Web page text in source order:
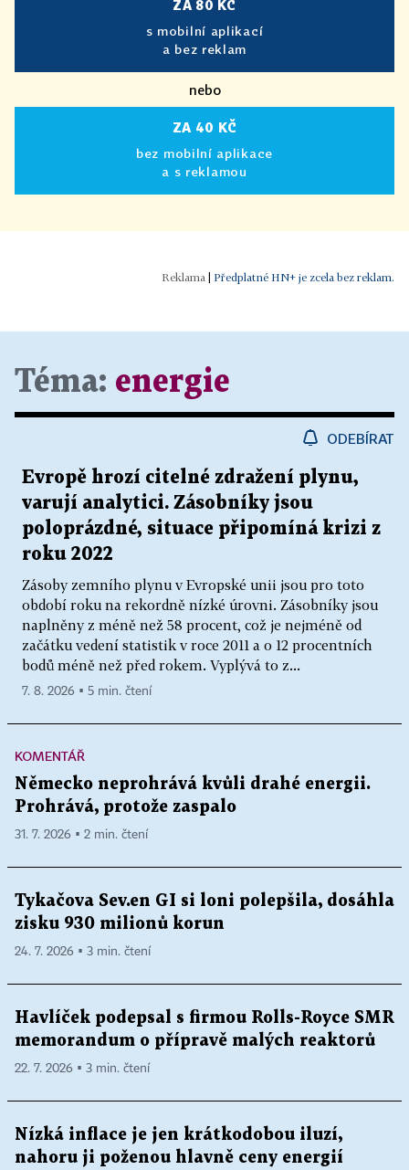
ZA 80 KČ
s mobilní aplikací
a bez reklam
nebo
ZA 40 KČ
bez mobilní aplikace
a s reklamou
| Předplatné HN+ je zcela bez reklam.
Téma: energie
ODEBÍRAT
Evropě hrozí citelné zdražení plynu,
varují analytici. Zásobníky jsou
poloprázdné, situace připomíná krizi z
roku 2022
Zásoby zemního plynu v Evropské unii jsou pro toto
období roku na rekordně nízké úrovni. Zásobníky jsou
naplněny z méně než 58 procent, což je nejméně od
začátku vedení statistik v roce 2011 a o 12 procentních
bodů méně než před rokem. Vyplývá to z...
7. 8. 2026 ▪ 5 min. čtení
KOMENTÁŘ
Německo neprohrává kvůli drahé energii.
Prohrává, protože zaspalo
31. 7. 2026 ▪ 2 min. čtení
Tykačova Sev.en GI si loni polepšila, dosáhla
zisku 930 milionů korun
24. 7. 2026 ▪ 3 min. čtení
Havlíček podepsal s firmou Rolls-Royce SMR
memorandum o přípravě malých reaktorů
22. 7. 2026 ▪ 3 min. čtení
Nízká inflace je jen krátkodobou iluzí,
nahoru ji poženou hlavně ceny energií